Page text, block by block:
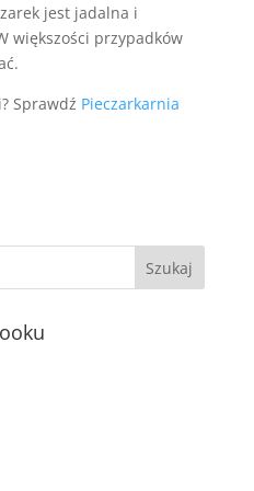
jest jadalna i
większości przypadków
Sprawdź Pieczarkarnia